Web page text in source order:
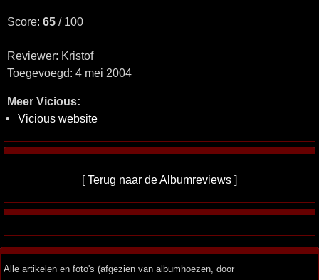
Score: 65 / 100
Reviewer: Kristof
Toegevoegd: 4 mei 2004
Meer Vicious:
Vicious website
[Terug naar de Albumreviews ]
Alle artikelen en foto's (afgezien van albumhoezen, door